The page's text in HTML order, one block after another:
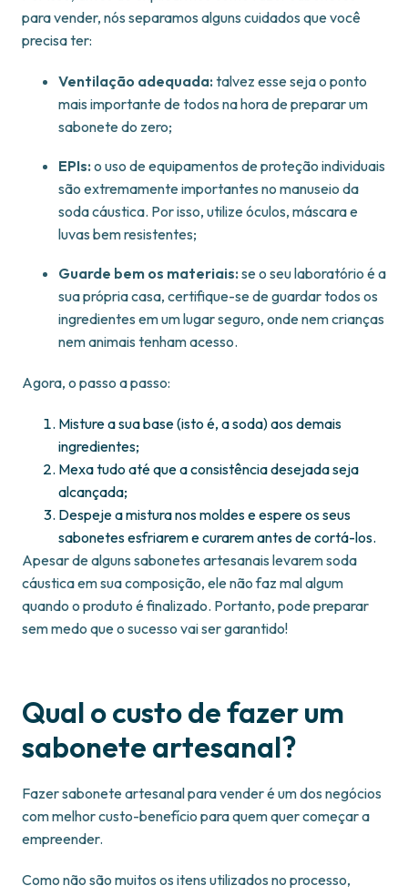
para vender, nós separamos alguns cuidados que você
precisa ter:
Ventilação adequada: talvez esse seja o ponto
mais importante de todos na hora de preparar um
sabonete do zero;
EPIs: o uso de equipamentos de proteção individuais
são extremamente importantes no manuseio da
soda cáustica. Por isso, utilize óculos, máscara e
luvas bem resistentes;
Guarde bem os materiais: se o seu laboratório é a
sua própria casa, certifique-se de guardar todos os
ingredientes em um lugar seguro, onde nem crianças
nem animais tenham acesso.
Agora, o passo a passo:
Misture a sua base (isto é, a soda) aos demais
ingredientes;
Mexa tudo até que a consistência desejada seja
alcançada;
Despeje a mistura nos moldes e espere os seus
sabonetes esfriarem e curarem antes de cortá-los.
Apesar de alguns sabonetes artesanais levarem soda
cáustica em sua composição, ele não faz mal algum
quando o produto é finalizado. Portanto, pode preparar
sem medo que o sucesso vai ser garantido!
Qual o custo de fazer um
sabonete artesanal?
Fazer sabonete artesanal para vender é um dos negócios
com melhor custo-benefício para quem quer começar a
empreender.
Como não são muitos os itens utilizados no processo,